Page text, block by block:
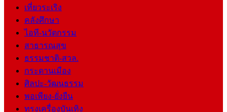
เที่ยวระเริง
คลังศึกษา
ไอที-นวัตกรรม
สาธารณสุข
ธรรมชาติ-สวล.
กระดานเมือง
ศิลปะ-วัฒนธรรม
พอเพียง-ยั่งยืน
ทรงเครื่องบันเทิง